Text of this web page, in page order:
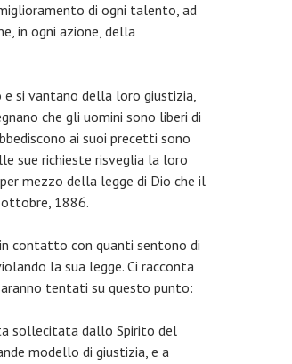
di ogni talento, ad
in ogni azione, della
e si vantano della loro giustizia,
che gli uomini sono liberi di
ai suoi precetti sono
sue richieste risveglia la loro
mezzo della legge di Dio che il
1886.
contatto con quanti sentono di
la sua legge. Ci racconta
tentati su questo punto:
sollecitata dallo Spirito del
modello di giustizia, e a